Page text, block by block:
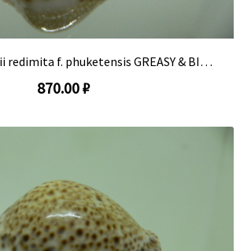
Cypraea lamarckii redimita f. phuketensis GREASY & BIG SPOTS
870.00 ₽